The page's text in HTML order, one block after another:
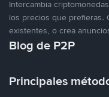
Intercambia
los precios que prefieras.
existentes, o crea
Blog de P2P
Principales